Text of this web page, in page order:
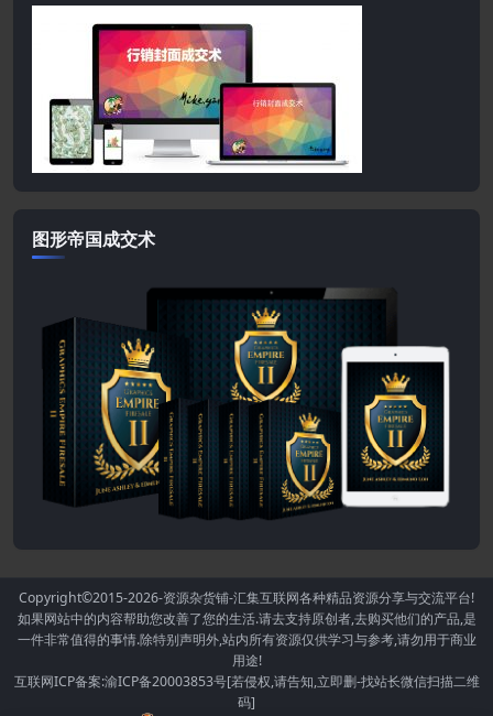
图形帝国成交术
Copyright©2015-2026-资源杂货铺-汇集互联网各种精品资源分享与交流平台!
如果网站中的内容帮助您改善了您的生活.请去支持原创者,去购买他们的产品,是
一件非常值得的事情.除特别声明外,站内所有资源仅供学习与参考,请勿用于商业
用途!
互联网ICP备案:渝ICP备20003853号[若侵权,请告知,立即删-找站长微信扫描二维
码]